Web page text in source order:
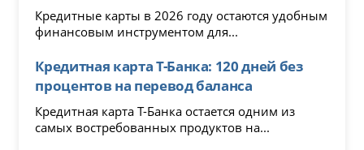
Кредитные карты в 2026 году остаются удобным
финансовым инструментом для...
Кредитная карта Т-Банка: 120 дней без
процентов на перевод баланса
Кредитная карта Т-Банка остается одним из
самых востребованных продуктов на...